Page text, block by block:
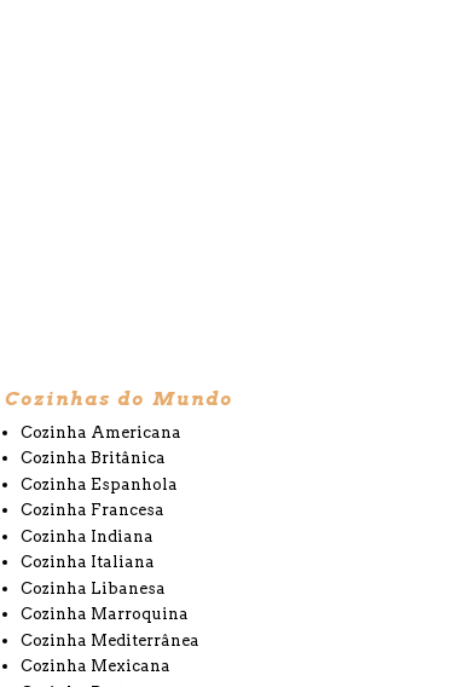
Cozinhas do Mundo
Cozinha Americana
Cozinha Britânica
Cozinha Espanhola
Cozinha Francesa
Cozinha Indiana
Cozinha Italiana
Cozinha Libanesa
Cozinha Marroquina
Cozinha Mediterrânea
Cozinha Mexicana